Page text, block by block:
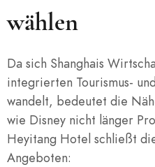
wählen
Da sich Shanghais
integrierten Tourismus-
wandelt, bedeutet die
wie Disney nicht länger
Heyitang Hotel schließt
Angeboten: